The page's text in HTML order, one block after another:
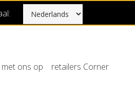
ons op retailers Corner